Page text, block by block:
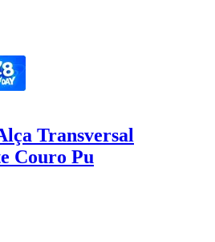
Transversal
Couro Pu